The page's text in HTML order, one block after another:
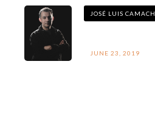
JOSÉ LUIS
JUNE 23, 2019